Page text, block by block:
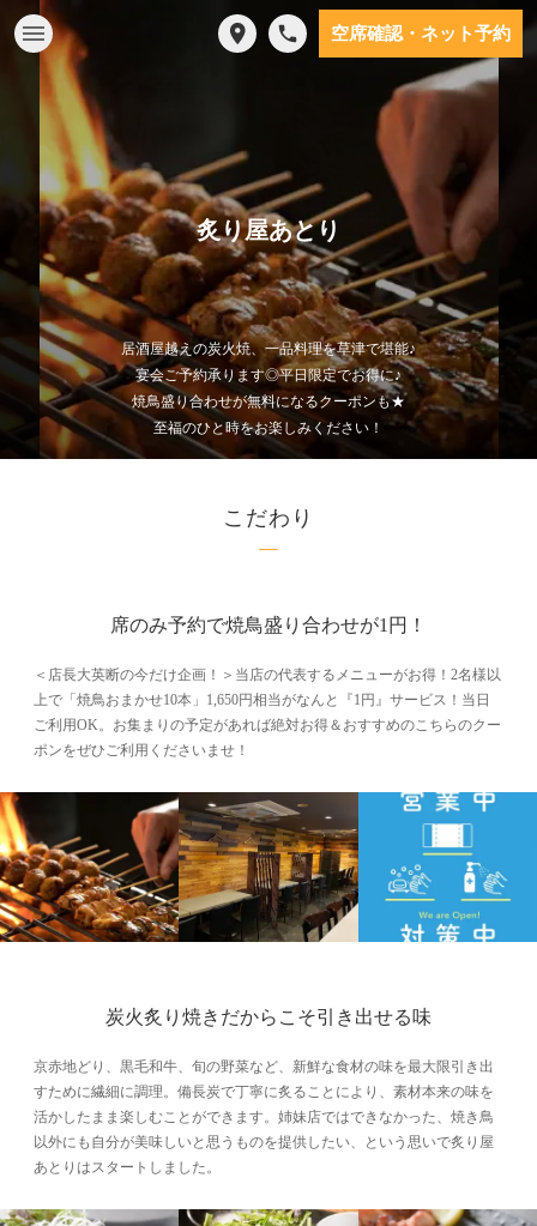
空席確認・ネット予約
炙り屋あとり
居酒屋越えの炭火焼、一品料理を草津で堪能♪
宴会ご予約承ります◎平日限定でお得に♪
焼鳥盛り合わせが無料になるクーポンも★
至福のひと時をお楽しみください！
こだわり
席のみ予約で焼鳥盛り合わせが1円！
＜店長大英断の今だけ企画！＞当店の代表するメニューがお得！2名様以
上で「焼鳥おまかせ10本」1,650円相当がなんと『1円』サービス！当日
ご利用OK。お集まりの予定があれば絶対お得＆おすすめのこちらのクー
ポンをぜひご利用くださいませ！
炭火炙り焼きだからこそ引き出せる味
京赤地どり、黒毛和牛、旬の野菜など、新鮮な食材の味を最大限引き出
すために繊細に調理。備長炭で丁寧に炙ることにより、素材本来の味を
活かしたまま楽しむことができます。姉妹店ではできなかった、焼き鳥
以外にも自分が美味しいと思うものを提供したい、という思いで炙り屋
あとりはスタートしました。